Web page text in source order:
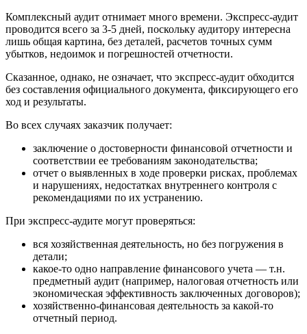
Комплексный аудит отнимает много времени. Экспресс-аудит
проводится всего за 3-5 дней, поскольку аудитору интересна
лишь общая картина, без деталей, расчетов точных сумм
убытков, недоимок и погрешностей отчетности.
Сказанное, однако, не означает, что экспресс-аудит обходится
без составления официального документа, фиксирующего его
ход и результаты.
Во всех случаях заказчик получает:
заключение о достоверности финансовой отчетности и
соответствии ее требованиям законодательства;
отчет о выявленных в ходе проверки рисках, проблемах
и нарушениях, недостатках внутреннего контроля с
рекомендациями по их устранению.
При экспресс-аудите могут проверяться:
вся хозяйственная деятельность, но без погружения в
детали;
какое-то одно направление финансового учета — т.н.
предметный аудит (например, налоговая отчетность или
экономическая эффективность заключенных договоров);
хозяйственно-финансовая деятельность за какой-то
отчетный период.